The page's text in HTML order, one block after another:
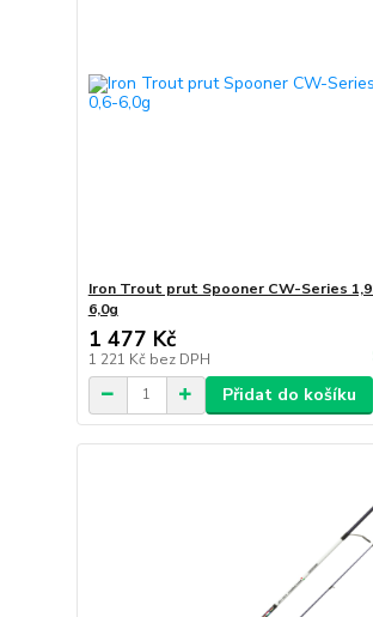
Iron Trout prut Spooner CW-Series
6,0g
1 477 Kč
1 221 Kč bez DPH
Přidat do košíku